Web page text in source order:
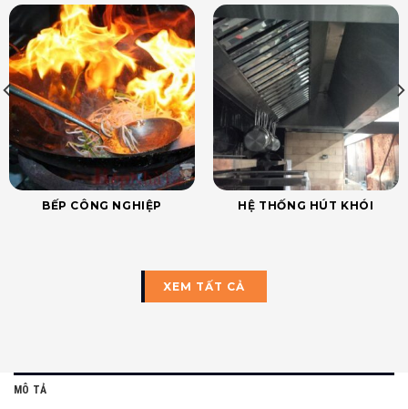
BẾP CÔNG NGHIỆP HỆ THỐNG HÚT KHÓI
XEM TẤT CẢ
MÔ TẢ